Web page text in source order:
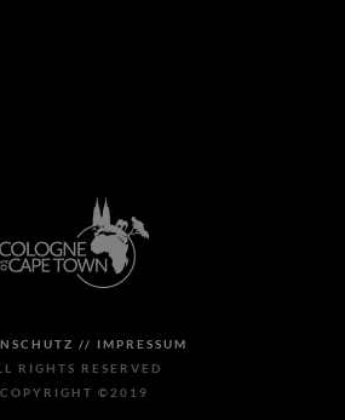
// IMPRESSUM
RIGHTS RESERVED
COPYRIGHT ©2019